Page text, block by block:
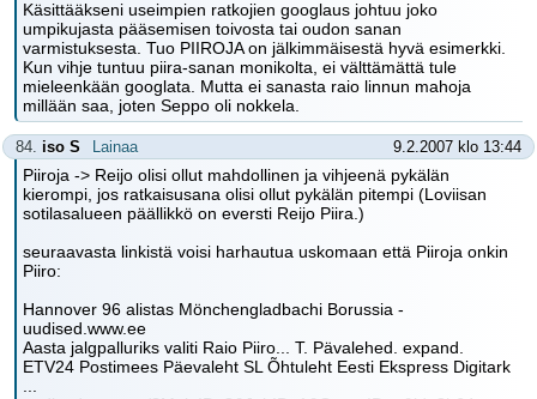
Käsittääkseni useimpien ratkojien googlaus johtuu joko
umpikujasta pääsemisen toivosta tai oudon sanan
varmistuksesta. Tuo PIIROJA on jälkimmäisestä hyvä esimerkki.
Kun vihje tuntuu piira-sanan monikolta, ei välttämättä tule
mieleenkään googlata. Mutta ei sanasta raio linnun mahoja
millään saa, joten Seppo oli nokkela.
84. iso S Lainaa 9.2.2007 klo 13:44
Piiroja -> Reijo olisi ollut mahdollinen ja vihjeenä pykälän
kierompi, jos ratkaisusana olisi ollut pykälän pitempi (Loviisan
sotilasalueen päällikkö on eversti Reijo Piira.)
seuraavasta linkistä voisi harhautua uskomaan että Piiroja onkin
Piiro:
Hannover 96 alistas Mönchengladbachi Borussia -
uudised.www.ee
Aasta jalgpalluriks valiti Raio Piiro... T. Pävalehed. expand.
ETV24 Postimees Päevaleht SL Õhtuleht Eesti Ekspress Digitark